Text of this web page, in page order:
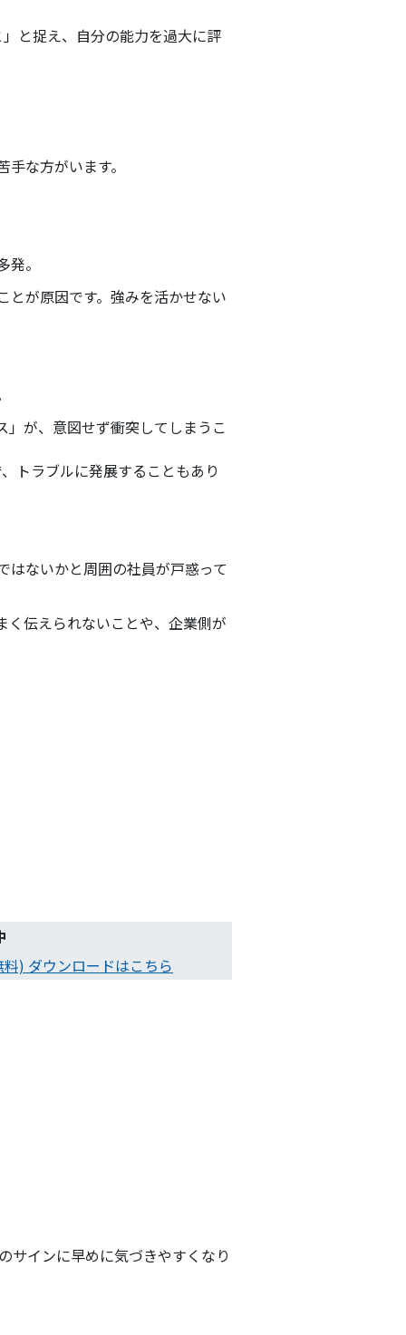
と捉え、自分の能力を過大に評
な方がいます。
。
とが原因です。強みを活かせない
が、意図せず衝突してしまうこ
トラブルに発展することもあり
はないかと周囲の社員が戸惑って
く伝えられないことや、企業側が
) ダウンロードはこちら
サインに早めに気づきやすくなり